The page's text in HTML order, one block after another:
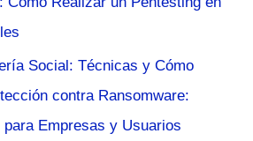
Social: Técnicas y Cómo
contra Ransomware:
Empresas y Usuarios